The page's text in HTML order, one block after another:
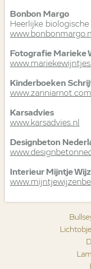
Bonbon Margo
Heerlijke
www.bonbonmargo.nl
Fotografie Marieke
Kinderboeken
www.zanniarnot.com
Karsadvies
www.karsadvies.nl
Designbeton
Interieur Mijntje